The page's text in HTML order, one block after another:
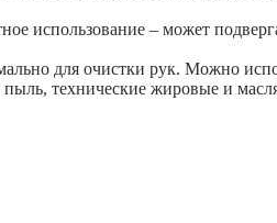
использование – может
для очистки рук. Можно
технические жировые и